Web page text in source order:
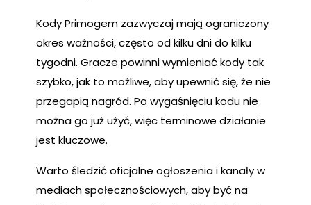
Kody Primogem zazwyczaj mają ograniczony
okres ważności, często od kilku dni do kilku
tygodni. Gracze powinni wymieniać kody tak
szybko, jak to możliwe, aby upewnić się, że nie
przegapią nagród. Po wygaśnięciu kodu nie
można go już użyć, więc terminowe działanie
jest kluczowe.
Warto śledzić oficjalne ogłoszenia i kanały w
mediach społecznościowych, aby być na